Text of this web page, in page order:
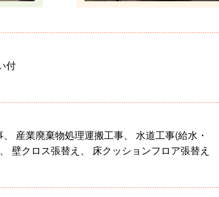
付
産業廃棄物処理運搬工事、 水道工事(給水・
壁クロス張替え、 床クッションフロア張替え